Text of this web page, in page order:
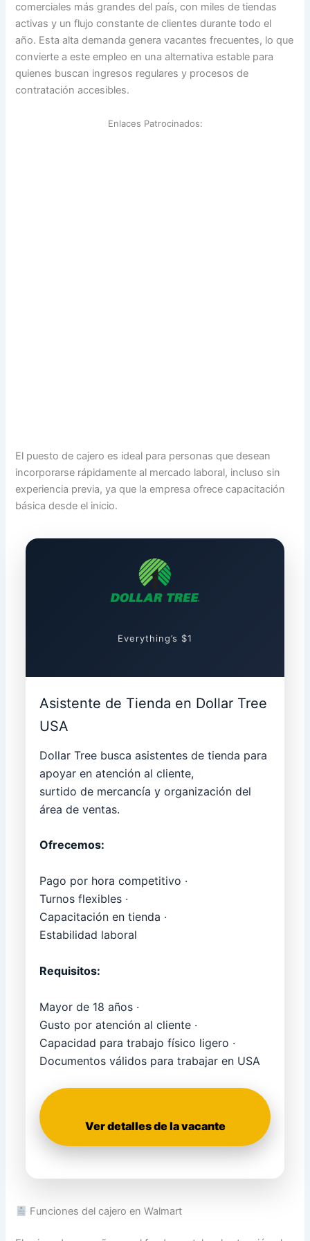
comerciales más grandes del país, con miles de tiendas
activas y un flujo constante de clientes durante todo el
año. Esta alta demanda genera vacantes frecuentes, lo que
convierte a este empleo en una alternativa estable para
quienes buscan ingresos regulares y procesos de
contratación accesibles.
Enlaces Patrocinados:
El puesto de cajero es ideal para personas que desean
incorporarse rápidamente al mercado laboral, incluso sin
experiencia previa, ya que la empresa ofrece capacitación
básica desde el inicio.
Everything’s $1
Asistente de Tienda en Dollar Tree
USA
Dollar Tree busca asistentes de tienda para
apoyar en atención al cliente,
surtido de mercancía y organización del
área de ventas.
Ofrecemos:
Pago por hora competitivo ·
Turnos flexibles ·
Capacitación en tienda ·
Estabilidad laboral
Requisitos:
Mayor de 18 años ·
Gusto por atención al cliente ·
Capacidad para trabajo físico ligero ·
Documentos válidos para trabajar en USA
Ver detalles de la vacante
Funciones del cajero en Walmart